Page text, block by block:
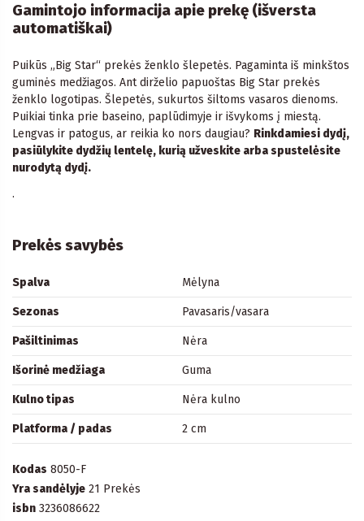
Gamintojo informacija apie prekę (išversta
automatiškai)
Puikūs „Big Star“ prekės ženklo šlepetės. Pagaminta iš minkštos
guminės medžiagos. Ant dirželio papuoštas Big Star prekės
ženklo logotipas. Šlepetės, sukurtos šiltoms vasaros dienoms.
Puikiai tinka prie baseino, paplūdimyje ir išvykoms į miestą.
Lengvas ir patogus, ar reikia ko nors daugiau? Rinkdamiesi dydį,
pasiūlykite dydžių lentelę, kurią užveskite arba spustelėsite
nurodytą dydį.
.
Prekės savybės
Spalva Mėlyna
Sezonas Pavasaris/vasara
Pašiltinimas Nėra
Išorinė medžiaga Guma
Kulno tipas Nėra kulno
Platforma / padas 2 cm
Kodas 8050-F
Yra sandėlyje 21 Prekės
isbn 3236086622